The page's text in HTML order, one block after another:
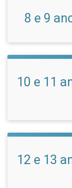
8 e 9
10 e 11
12 e 13